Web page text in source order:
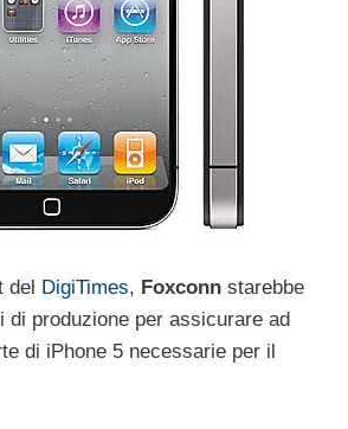
del DigiTimes, Foxconn starebbe
di produzione per assicurare ad
di iPhone 5 necessarie per il